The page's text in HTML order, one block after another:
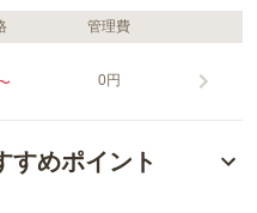
管理費
0円
すめポイント